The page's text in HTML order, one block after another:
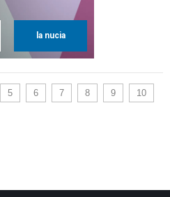
la nucia
5 6 7 8 9
10